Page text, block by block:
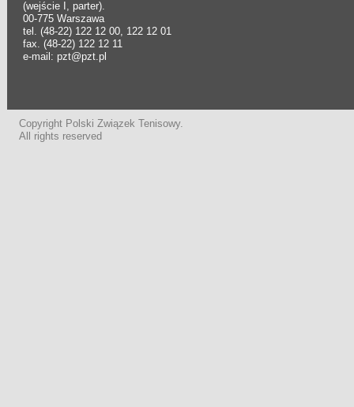
(wejście I, parter).
00-775 Warszawa
tel. (48-22) 122 12 00, 122 12 01
fax. (48-22) 122 12 11
e-mail: pzt@pzt.pl
Copyright Polski Związek Tenisowy.
All rights reserved